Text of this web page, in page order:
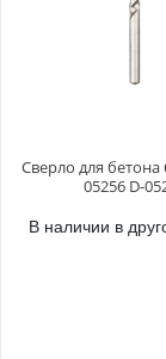
Сверло для
05256 D-
В наличии в